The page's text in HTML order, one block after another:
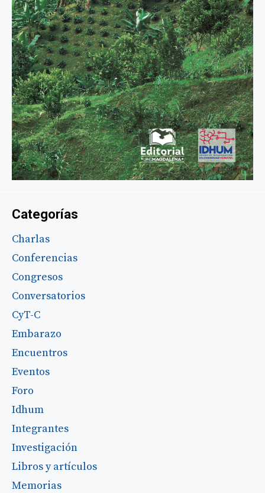
Categorías
Charlas
Conferencias
Congresos
Conversatorios
CyT-C
Embarazo
Encuentros
Eventos
Foro
Idhum
Integrantes
Investigación
Libros y artículos
Memorias